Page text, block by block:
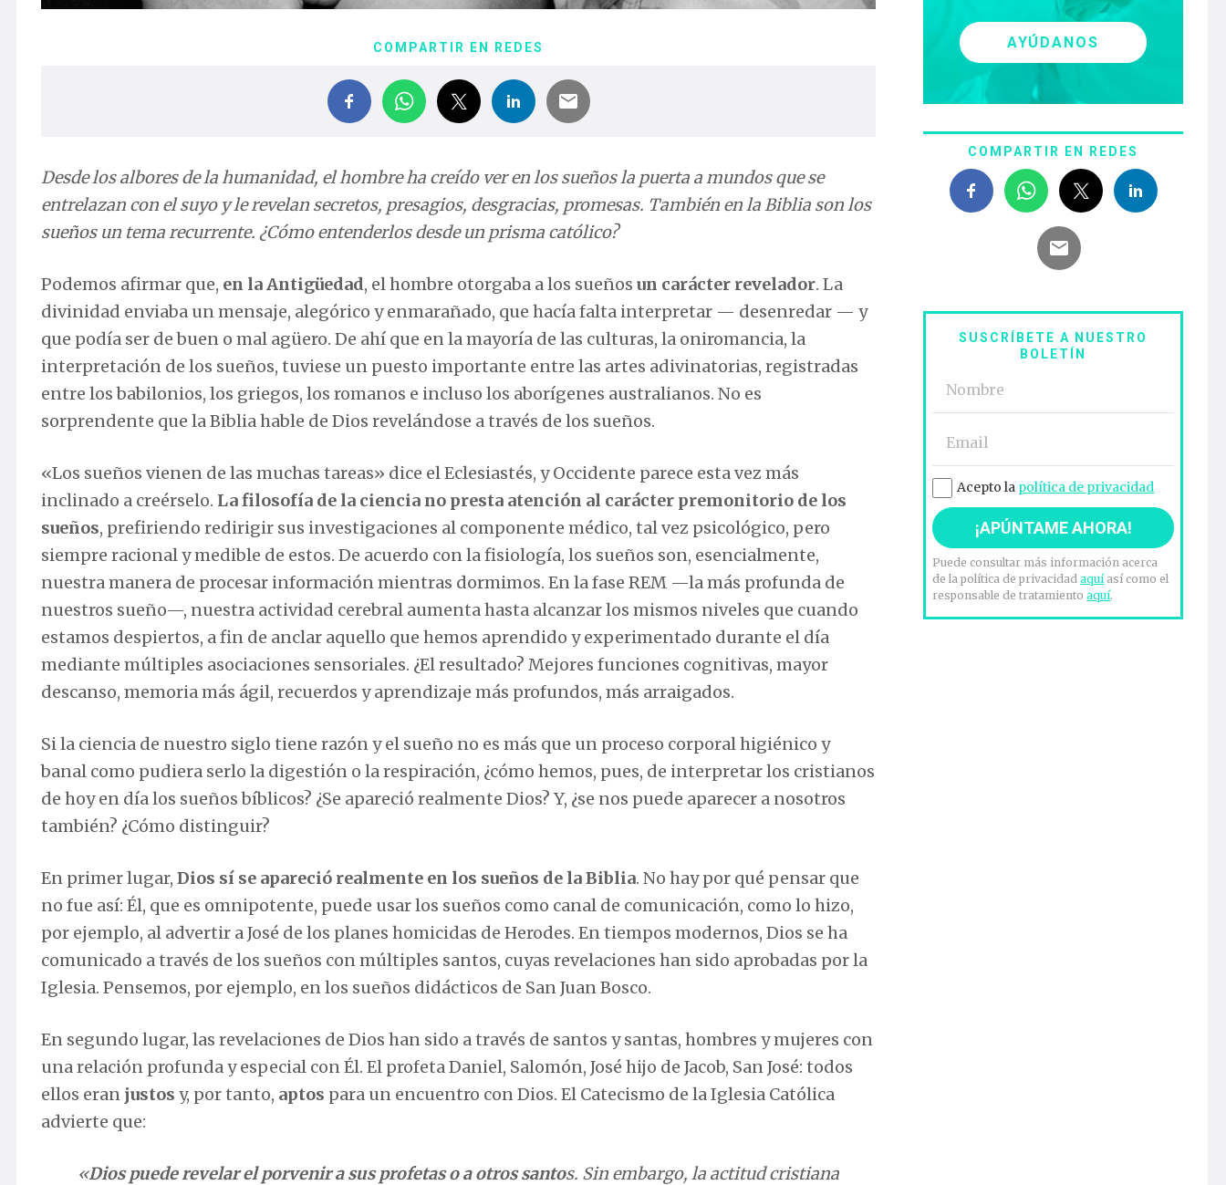
COMPARTIR EN REDES
Desde los albores de la humanidad, el hombre ha creído ver en los sueños la puerta a mundos que se
entrelazan con el suyo y le revelan secretos, presagios, desgracias, promesas. También en la Biblia son los
sueños un tema recurrente. ¿Cómo entenderlos desde un prisma católico?
Podemos afirmar que, en la Antigüedad, el hombre otorgaba a los sueños un carácter revelador. La
divinidad enviaba un mensaje, alegórico y enmarañado, que hacía falta interpretar — desenredar — y
que podía ser de buen o mal agüero. De ahí que en la mayoría de las culturas, la oniromancia, la
interpretación de los sueños, tuviese un puesto importante entre las artes adivinatorias, registradas
entre los babilonios, los griegos, los romanos e incluso los aborígenes australianos. No es
sorprendente que la Biblia hable de Dios revelándose a través de los sueños.
«Los sueños vienen de las muchas tareas» dice el Eclesiastés, y Occidente parece esta vez más
inclinado a creérselo. La filosofía de la ciencia no presta atención al carácter premonitorio de los
sueños, prefiriendo redirigir sus investigaciones al componente médico, tal vez psicológico, pero
siempre racional y medible de estos. De acuerdo con la fisiología, los sueños son, esencialmente,
nuestra manera de procesar información mientras dormimos. En la fase REM —la más profunda de
nuestros sueño—, nuestra actividad cerebral aumenta hasta alcanzar los mismos niveles que cuando
estamos despiertos, a fin de anclar aquello que hemos aprendido y experimentado durante el día
mediante múltiples asociaciones sensoriales. ¿El resultado? Mejores funciones cognitivas, mayor
descanso, memoria más ágil, recuerdos y aprendizaje más profundos, más arraigados.
Si la ciencia de nuestro siglo tiene razón y el sueño no es más que un proceso corporal higiénico y
banal como pudiera serlo la digestión o la respiración, ¿cómo hemos, pues, de interpretar los cristianos
de hoy en día los sueños bíblicos? ¿Se apareció realmente Dios? Y, ¿se nos puede aparecer a nosotros
también? ¿Cómo distinguir?
En primer lugar, Dios sí se apareció realmente en los sueños de la Biblia. No hay por qué pensar que
no fue así: Él, que es omnipotente, puede usar los sueños como canal de comunicación, como lo hizo,
por ejemplo, al advertir a José de los planes homicidas de Herodes. En tiempos modernos, Dios se ha
comunicado a través de los sueños con múltiples santos, cuyas revelaciones han sido aprobadas por la
Iglesia. Pensemos, por ejemplo, en los sueños didácticos de San Juan Bosco.
En segundo lugar, las revelaciones de Dios han sido a través de santos y santas, hombres y mujeres con
una relación profunda y especial con Él. El profeta Daniel, Salomón, José hijo de Jacob, San José: todos
ellos eran justos y, por tanto, aptos para un encuentro con Dios. El Catecismo de la Iglesia Católica
advierte que:
«Dios puede revelar el porvenir a sus profetas o a otros santos. Sin embargo, la actitud cristiana
AYÚDANOS
COMPARTIR EN REDES
SUSCRÍBETE A NUESTRO
BOLETÍN
Acepto la política de privacidad
Puede consultar más información acerca
de la política de privacidadaquíasí como el
responsable de tratamientoaquí.